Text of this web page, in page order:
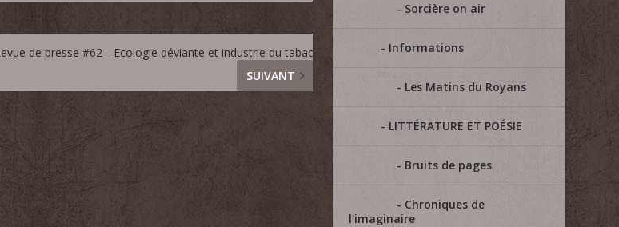
de presse #62 _ Ecologie déviante et industrie du tabac
SUIVANT
Sorcière on air
Informations
Les Matins du Royans
LITTÉRATURE ET POÉSIE
Bruits de pages
Chroniques de
l'imaginaire